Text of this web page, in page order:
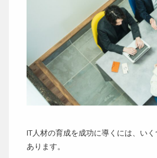
IT人材の育成を成功に導くには、い
あります。